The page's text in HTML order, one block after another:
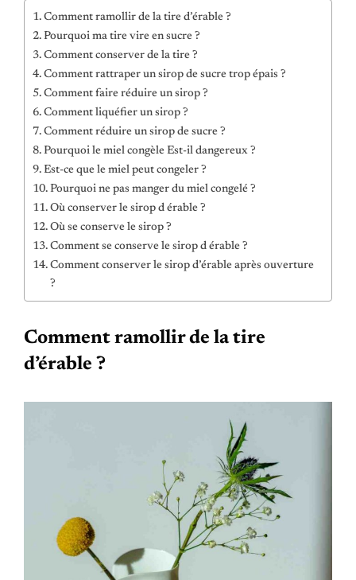
Comment ramollir de la tire d’érable ?
Pourquoi ma tire vire en sucre ?
Comment conserver de la tire ?
Comment rattraper un sirop de sucre trop épais ?
Comment faire réduire un sirop ?
Comment liquéfier un sirop ?
Comment réduire un sirop de sucre ?
Pourquoi le miel congèle Est-il dangereux ?
Est-ce que le miel peut congeler ?
Pourquoi ne pas manger du miel congelé ?
Où conserver le sirop d érable ?
Où se conserve le sirop ?
Comment se conserve le sirop d érable ?
Comment conserver le sirop d’érable après ouverture
?
Comment ramollir de la tire
d’érable ?